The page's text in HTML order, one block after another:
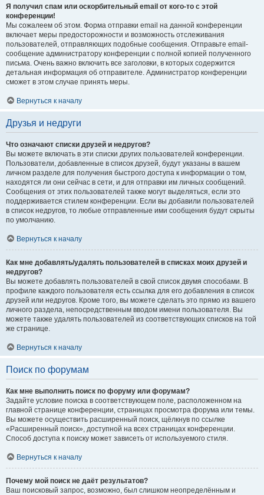
Я получил спам или оскорбительный email от кого-то с этой
конференции!
Мы сожалеем об этом. Форма отправки email на данной конференции
включает меры предосторожности и возможность отслеживания
пользователей, отправляющих подобные сообщения. Отправьте email-
сообщение администратору конференции с полной копией полученного
письма. Очень важно включить все заголовки, в которых содержится
детальная информация об отправителе. Администратор конференции
сможет в этом случае принять меры.
Вернуться к началу
Друзья и недруги
Что означают списки друзей и недругов?
Вы можете включать в эти списки других пользователей конференции.
Пользователи, добавленные в список друзей, будут указаны в вашем
личном разделе для получения быстрого доступа к информации о том,
находятся ли они сейчас в сети, и для отправки им личных сообщений.
Сообщения от этих пользователей также могут выделяться, если это
поддерживается стилем конференции. Если вы добавили пользователей
в список недругов, то любые отправленные ими сообщения будут скрыты
по умолчанию.
Вернуться к началу
Как мне добавлять/удалять пользователей в списках моих друзей и
недругов?
Вы можете добавлять пользователей в свой список двумя способами. В
профиле каждого пользователя есть ссылка для его добавления в список
друзей или недругов. Кроме того, вы можете сделать это прямо из вашего
личного раздела, непосредственным вводом имени пользователя. Вы
можете также удалять пользователей из соответствующих списков на той
же странице.
Вернуться к началу
Поиск по форумам
Как мне выполнить поиск по форуму или форумам?
Задайте условие поиска в соответствующем поле, расположенном на
главной странице конференции, страницах просмотра форума или темы.
Вы можете осуществить расширенный поиск, щёлкнув по ссылке
«Расширенный поиск», доступной на всех страницах конференции.
Способ доступа к поиску может зависеть от используемого стиля.
Вернуться к началу
Почему мой поиск не даёт результатов?
Ваш поисковый запрос, возможно, был слишком неопределённым и